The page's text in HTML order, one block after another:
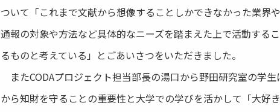
ついて「これまで文献から想像することしかできなかった業界
通報の対象や方法など具体的なニーズを踏まえた上で活動する
るものと考えている」とごあいさつをいただきました。
またCODAプロジェクト担当部長の湯口から野田研究室の学
から知財を守ることの重要性と大学での学びを活かして「大好